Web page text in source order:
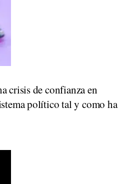
crisis de confianza en
político tal y como ha